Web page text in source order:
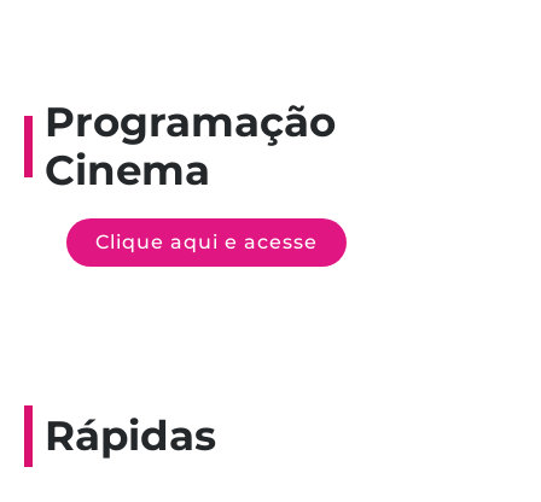
Programação
Cinema
Clique aqui e acesse
Rápidas